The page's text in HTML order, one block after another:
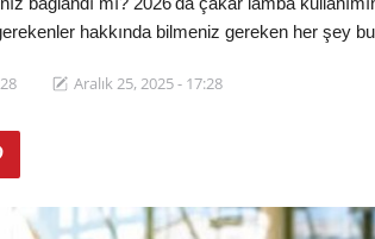
hakkında bilmeniz gereken her şey
Aralık 25, 2025 - 17:28